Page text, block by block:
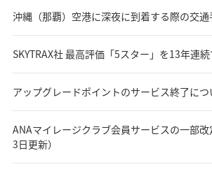
沖縄（那覇）空港に深夜に到着する際の交
SKYTRAX社 最高評価「5スター」を13年連
アップグレードポイントのサービス終了につ
ANAマイレージクラブ会員サービスの一部
3日更新）